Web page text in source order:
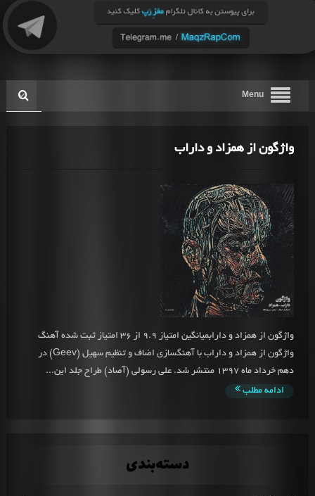
Menu
واژگون از همزاد و داراب
واژگون از همزاد و دارابمیانگین امتیاز 9.9 از 36 امتیاز ثبت شده آهنگ
واژگون از همزاد و داراب با آهنگسازی اضاف و تنظیم سهیل (Geev) در
دهم خرداد ماه 1397 منتشر شد. علی رسولی (آصاد) طراح جلد این...
ادامه مطلب
دسته‌بندی